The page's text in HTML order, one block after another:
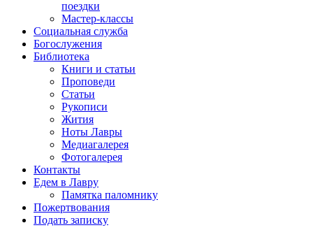
поездки
Мастер-классы
Социальная служба
Богослужения
Библиотека
Книги и статьи
Проповеди
Статьи
Рукописи
Жития
Ноты Лавры
Медиагалерея
Фотогалерея
Контакты
Едем в Лавру
Памятка паломнику
Пожертвования
Подать записку